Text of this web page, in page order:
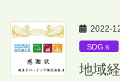
2022-
SDGｓ
地域